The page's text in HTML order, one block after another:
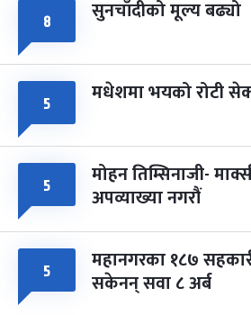
८ सुनचाँदीको मूल्य बढ्यो
५ मधेशमा भयको रोटी
५ मोहन तिम्सिनाजी-
अपव्याख्या नगरौं
५ महानगरका १८७
सकेनन् सवा ८ अर्ब